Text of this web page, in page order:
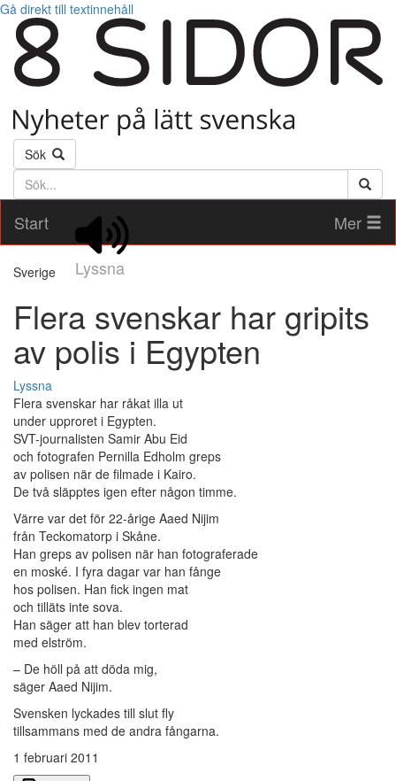
Gå direkt till textinnehåll
Sök
Söktext
Start
Lyssna
Mer
Sverige
Flera svenskar har gripits
av polis i Egypten
Lyssna
Flera svenskar har råkat illa ut
under upproret i Egypten.
SVT-journalisten Samir Abu Eid
och fotografen Pernilla Edholm greps
av polisen när de filmade i Kairo.
De två släpptes igen efter någon timme.
Värre var det för 22-årige Aaed Nijim
från Teckomatorp i Skåne.
Han greps av polisen när han fotograferade
en moské. I fyra dagar var han fånge
hos polisen. Han fick ingen mat
och tilläts inte sova.
Han säger att han blev torterad
med elström.
– De höll på att döda mig,
säger Aaed Nijim.
Svensken lyckades till slut fly
tillsammans med de andra fångarna.
1 februari 2011